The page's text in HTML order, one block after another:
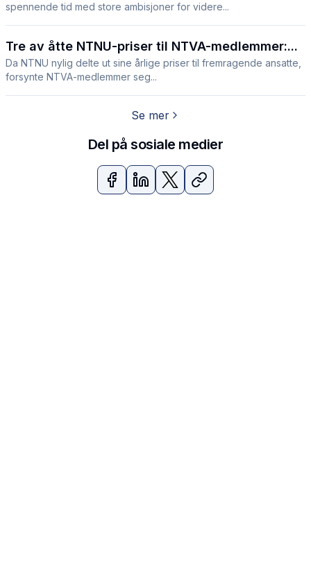
spennende tid med store ambisjoner for videre...
Tre av åtte NTNU-priser til NTVA-medlemmer:...
Da NTNU nylig delte ut sine årlige priser til fremragende ansatte,
forsynte NTVA-medlemmer seg...
Se mer
Del på sosiale medier